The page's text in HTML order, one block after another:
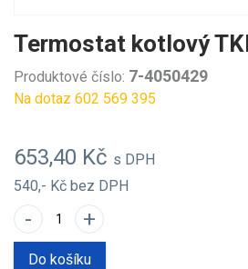
Termostat kotlový
Produktové číslo: 7-4050429
Na dotaz 602 569 395
653,40 Kč s DPH
540,- Kč bez DPH
- +
Do košíku